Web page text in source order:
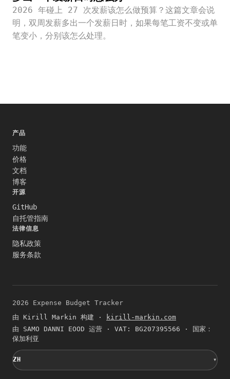
2026 年碰上 27 次发薪该怎么做预算？这篇文章会说
明，双周发薪多出一个发薪日时，如果每笔工资不变或单
笔变小，分别该怎么处理。
产品
功能
价格
文档
博客
开源
GitHub
自托管指南
法律信息
隐私政策
服务条款
2026 Expense Budget Tracker
由 Kirill Markin 构建 ·
kirill-markin.com
由 SAMO DANNI EOOD 运营 · VAT: BG207395566 · 国家：
保加利亚
ZH ▾